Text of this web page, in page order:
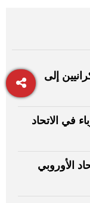
إلى
في الاتحاد
الأوروبي